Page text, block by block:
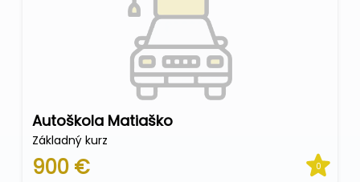
Autoškola Matiaško
Základný kurz
900 € 0